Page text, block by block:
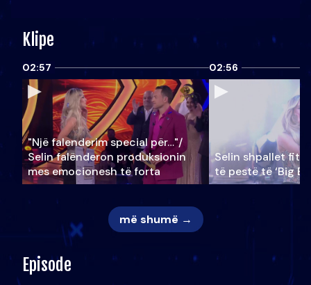
Klipe
02:57
"Një falenderim special për…"/
Selin falënderon produksionin
mes emocionesh të forta
02:56
Selin shpallet
të pestë të ‘Big
më shumë →
Episode